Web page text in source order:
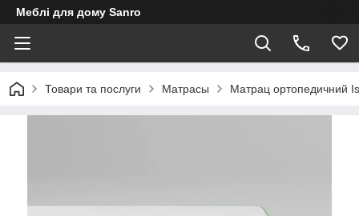
Меблі для дому Sanro
Товари та послуги Матрасы Матрац ортопедичний